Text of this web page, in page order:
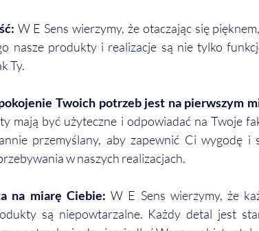
W E Sens wierzymy, że otaczając się
nasze produkty i realizacje są nie tylko
Ty.
Twoich potrzeb jest na pierwszym
mają być użyteczne i odpowiadać na Twoje
przemyślany, aby zapewnić Ci wygodę i
w naszych realizacjach.
na miarę Ciebie: W E Sens wierzymy, że
są niepowtarzalne. Każdy detal jest